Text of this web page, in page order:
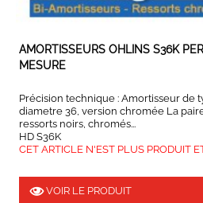
AMORTISSEURS OHLINS S36K
MESURE
Précision technique : Amortisseur de
diametre 36, version chromée La
ressorts noirs, chromés...
HD S36K
CET ARTICLE N'EST PLUS PRODUIT
VOIR LE PRODUIT